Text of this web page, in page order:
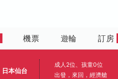
機票 遊輪 訂房
日本仙台
成人2位、孩童0位
出發，來回，經濟艙